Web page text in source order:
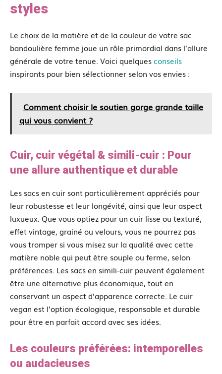
styles
Le choix de la matière et de la couleur de votre sac
bandoulière femme joue un rôle primordial dans l’allure
générale de votre tenue. Voici quelquesconseils
inspirants pour bien sélectionner selon vos envies :
Comment choisir le soutien gorge grande taille
qui vous convient ?
Cuir, cuir végétal & simili-cuir : Pour
une allure authentique et durable
Les sacs en cuir sont particulièrement appréciés pour
leur robustesse et leur longévité, ainsi que leur aspect
luxueux. Que vous optiez pour un cuir lisse ou texturé,
effet vintage, grainé ou velours, vous ne pourrez pas
vous tromper si vous misez sur la qualité avec cette
matière noble qui peut être souple ou ferme, selon
préférences. Les sacs en simili-cuir peuvent également
être une alternative plus économique, tout en
conservant un aspect d’apparence correcte. Le cuir
vegan est l’option écologique, responsable et durable
pour être en parfait accord avec ses idées.
Les couleurs préférées: intemporelles
ou audacieuses